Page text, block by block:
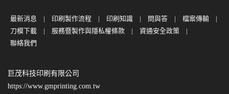
最新消息 印刷製作流程 印刷知識 問與答
檔案傳輸
刀模下載
服務暨製作與隱私權條款
資通安全政策
聯絡我們
巨茂科技印刷有限公司
https://www.gmprinting.com.tw